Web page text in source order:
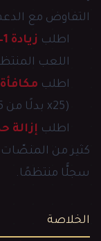
التفاوض مع
اطلب زيادة 1–2% في نسبة الكاش باك
اللعب
اطلب مكافأة Reload مخصّصة
(x25 بدلًا من x35)
اطلب إزالة
كثير من
سجلًّا منتظمًا.
الخلاصة